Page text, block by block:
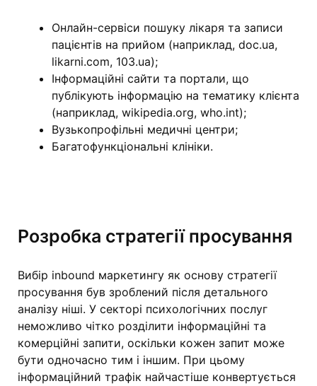
Онлайн-сервіси пошуку лікаря та записи
пацієнтів на прийом (наприклад, doc.ua,
likarni.com, 103.ua);
Інформаційні сайти та портали, що
публікують інформацію на тематику клієнта
(наприклад, wikipedia.org, who.int);
Вузькопрофільні медичні центри;
Багатофункціональні клініки.
Розробка стратегії просування
Вибір inbound маркетингу як основу стратегії
просування був зроблений після детального
аналізу ніші. У секторі психологічних послуг
неможливо чітко розділити інформаційні та
комерційні запити, оскільки кожен запит може
бути одночасно тим і іншим. При цьому
інформаційний трафік найчастіше конвертується